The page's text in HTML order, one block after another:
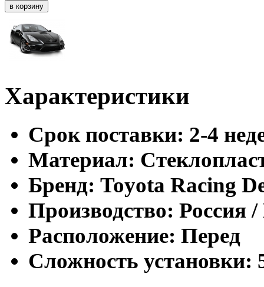
Характеристики
Cрок поставки: 2-4
Материал:
Бренд: Toyota Racing
Производство: Россия
Расположение: Перед
Сложность установки: